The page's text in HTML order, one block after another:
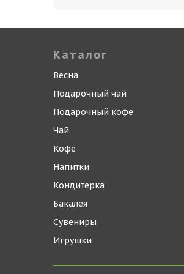
Каталог
Весна
Подарочный чай
Подарочный кофе
Чай
Кофе
Напитки
Кондитерка
Бакалея
Сувениры
Игрушки